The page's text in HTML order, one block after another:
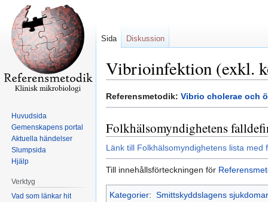
Vibrioinfektion (exkl.
Hoppa
till
navigering
Hoppa
till
sök
Referensmetodik: Vibrio cholerae och
Folkhälsomyndighetens
Länk till Folkhälsomyndighetens lista
Till innehållsförteckningen för
Kategorier: Smittskyddslagens sjukdomar
Sida Diskussion
Huvudsida
Gemenskapens portal
Aktuella händelser
Slumpsida
Hjälp
Verktyg
Vad som länkar hit